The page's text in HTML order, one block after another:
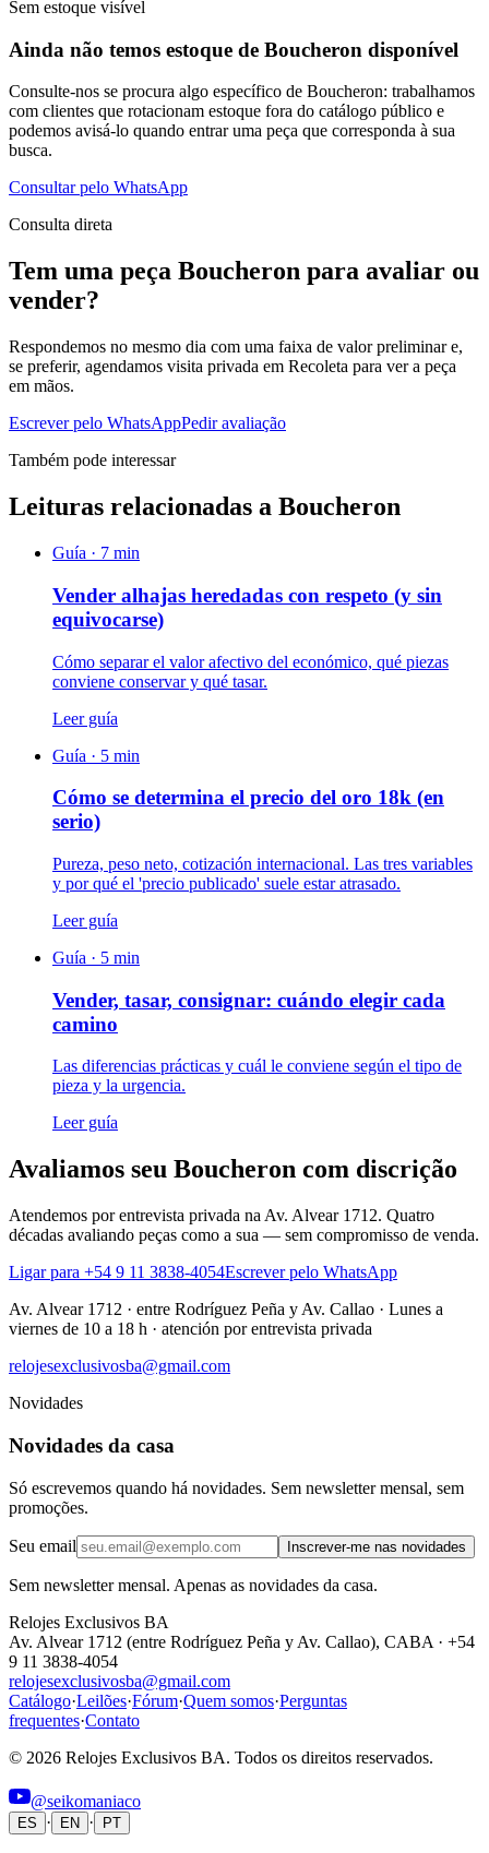
Sem estoque visível
Ainda não temos estoque de Boucheron disponível
Consulte-nos se procura algo específico de Boucheron: trabalhamos
com clientes que rotacionam estoque fora do catálogo público e
podemos avisá-lo quando entrar uma peça que corresponda à sua
busca.
Consultar pelo WhatsApp
Consulta direta
Tem uma peça Boucheron para avaliar ou
vender?
Respondemos no mesmo dia com uma faixa de valor preliminar e,
se preferir, agendamos visita privada em Recoleta para ver a peça
em mãos.
Escrever pelo WhatsAppPedir avaliação
Também pode interessar
Leituras relacionadas a Boucheron
Guía · 7 min
Vender alhajas heredadas con respeto (y sin
equivocarse)
Cómo separar el valor afectivo del económico, qué piezas
conviene conservar y qué tasar.
Leer guía
Guía · 5 min
Cómo se determina el precio del oro 18k (en
serio)
Pureza, peso neto, cotización internacional. Las tres variables
y por qué el 'precio publicado' suele estar atrasado.
Leer guía
Guía · 5 min
Vender, tasar, consignar: cuándo elegir cada
camino
Las diferencias prácticas y cuál le conviene según el tipo de
pieza y la urgencia.
Leer guía
Avaliamos seu Boucheron com discrição
Atendemos por entrevista privada na Av. Alvear 1712. Quatro
décadas avaliando peças como a sua — sem compromisso de venda.
Ligar para +54 9 11 3838-4054Escrever pelo WhatsApp
Av. Alvear 1712 · entre Rodríguez Peña y Av. Callao · Lunes a
viernes de 10 a 18 h · atención por entrevista privada
relojesexclusivosba@gmail.com
Novidades
Novidades da casa
Só escrevemos quando há novidades. Sem newsletter mensal, sem
promoções.
Seu email Inscrever-me nas novidades
Sem newsletter mensal. Apenas as novidades da casa.
Relojes Exclusivos BA
Av. Alvear 1712 (entre Rodríguez Peña y Av. Callao), CABA · +54
9 11 3838-4054
relojesexclusivosba@gmail.com
Catálogo·Leilões·Fórum·Quem somos·Perguntas
frequentes·Contato
© 2026 Relojes Exclusivos BA. Todos os direitos reservados.
@seikomaniaco
ES · EN · PT